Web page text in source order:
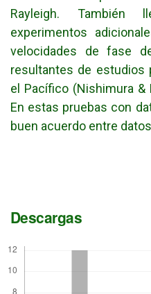
Rayleigh.
experimentos
velocidades de fase
resultantes de estudios
el Pacífico (Nishimura &
En estas pruebas con
buen acuerdo entre
Descargas